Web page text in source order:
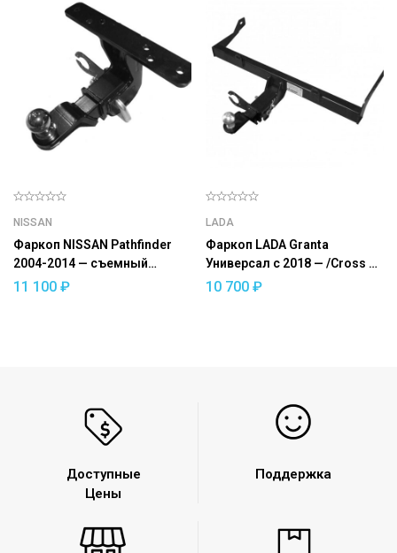
NISSAN
Фаркоп NISSAN Pathfinder
2004-2014 — съемный
квадрат
11 100 ₽
LADA
Фаркоп LADA Granta
Универсал с 2018 — /Cross с
2018 — съемный квадрат
10 700 ₽
Доступные
Цены
Поддержка